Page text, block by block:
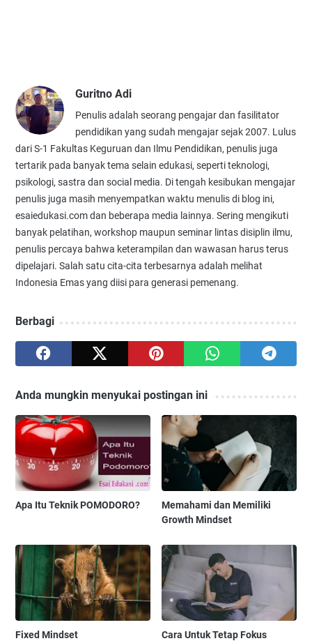
Guritno Adi
Penulis adalah seorang pengajar dan fasilitator
pendidikan yang sudah mengajar sejak 2007. Lulus
dari S-1 Fakultas Keguruan dan Ilmu Pendidikan, penulis juga
tertarik pada banyak tema selain edukasi, seperti teknologi,
psikologi, sastra dan social media. Di tengah kesibukan mengajar
penulis juga masih menyempatkan waktu menulis di blog ini,
esaiedukasi.com dan beberapa media lainnya. Sering mengikuti
banyak pelatihan, workshop maupun seminar lintas disiplin ilmu,
penulis percaya bahwa keterampilan dan wawasan harus terus
dipelajari. Salah satu cita-cita terbesarnya adalah melihat
Indonesia Emas yang diisi para generasi pemenang.
Berbagi
Anda mungkin menyukai postingan ini
Apa Itu Teknik POMODORO?
Memahami dan Memiliki
Growth Mindset
Fixed Mindset Cara Untuk Tetap Fokus